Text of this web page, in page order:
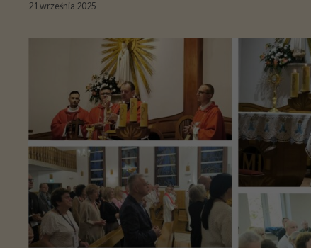
21 września 2025